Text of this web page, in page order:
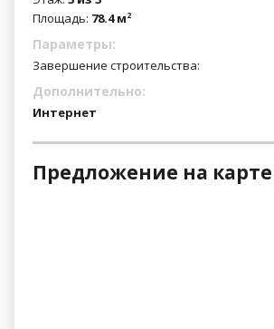
Площадь: 78.4 м2
Параметры:
Завершение строительства:
Дополнительно:
Интернет
Предложение на карте